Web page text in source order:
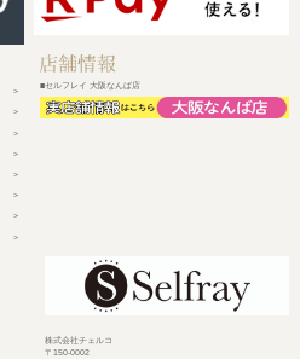
■セルフレイ 大阪なんば店
株式会社チェルコ
〒150-0002